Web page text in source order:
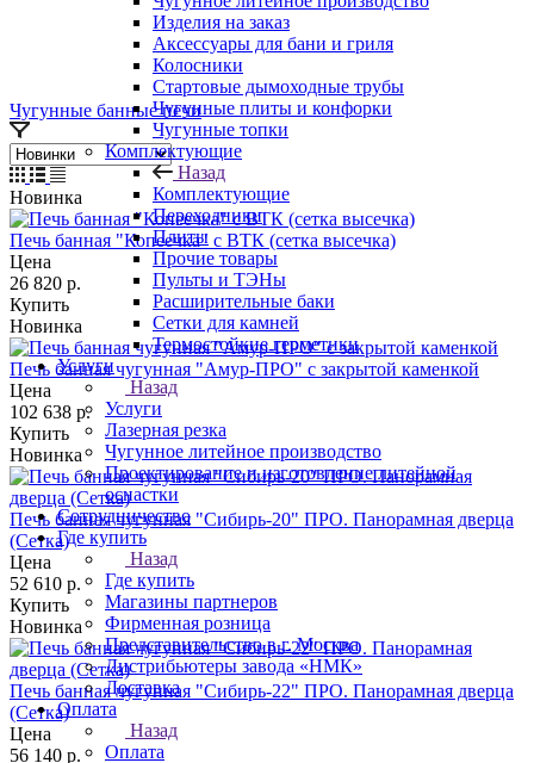
Изделия на заказ
Аксессуары для бани и гриля
Колосники
Стартовые дымоходные трубы
Чугунные плиты и конфорки
Чугунные топки
Комплектующие
Назад
Комплектующие
Переходники
Плиты
Прочие товары
Пульты и ТЭНы
Расширительные баки
Сетки для камней
Термостойкие герметики
Услуги
Назад
Услуги
Лазерная резка
Чугунное литейное производство
Проектирование и изготовление литейной
оснастки
Сотрудничество
Где купить
Назад
Где купить
Магазины партнеров
Фирменная розница
Представительство в г. Москва
Дистрибьютеры завода «НМК»
Доставка
Оплата
Назад
Оплата
Чугунные банные печи
Новинка
Печь банная "Копеечка" с ВТК (сетка высечка)
Цена
26 820 р.
Купить
Новинка
Печь банная чугунная "Амур-ПРО" с закрытой каменкой
Цена
102 638 р.
Купить
Новинка
Печь банная чугунная "Сибирь-20" ПРО. Панорамная дверца
(Сетка)
Цена
52 610 р.
Купить
Новинка
Печь банная чугунная "Сибирь-22" ПРО. Панорамная дверца
(Сетка)
Цена
56 140 р.